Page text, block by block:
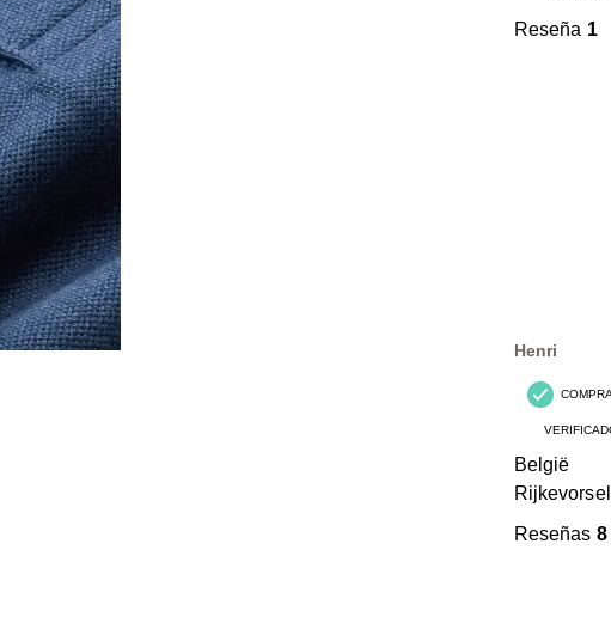
Reseña 1
Henri
België
Rijkevorsel
Reseñas 8